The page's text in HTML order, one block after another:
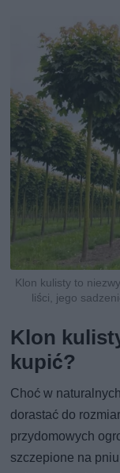
Klon kulisty to
liści, jego
Klon
kupić?
Choć w
dorastać do
przydomowych
szczepione na